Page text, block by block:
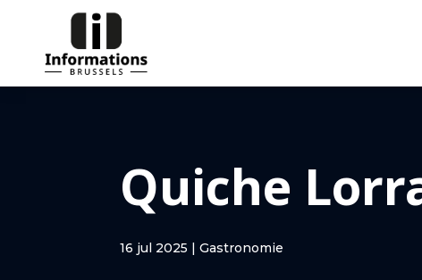
Quiche
16 jul 2025 |Gastronomie